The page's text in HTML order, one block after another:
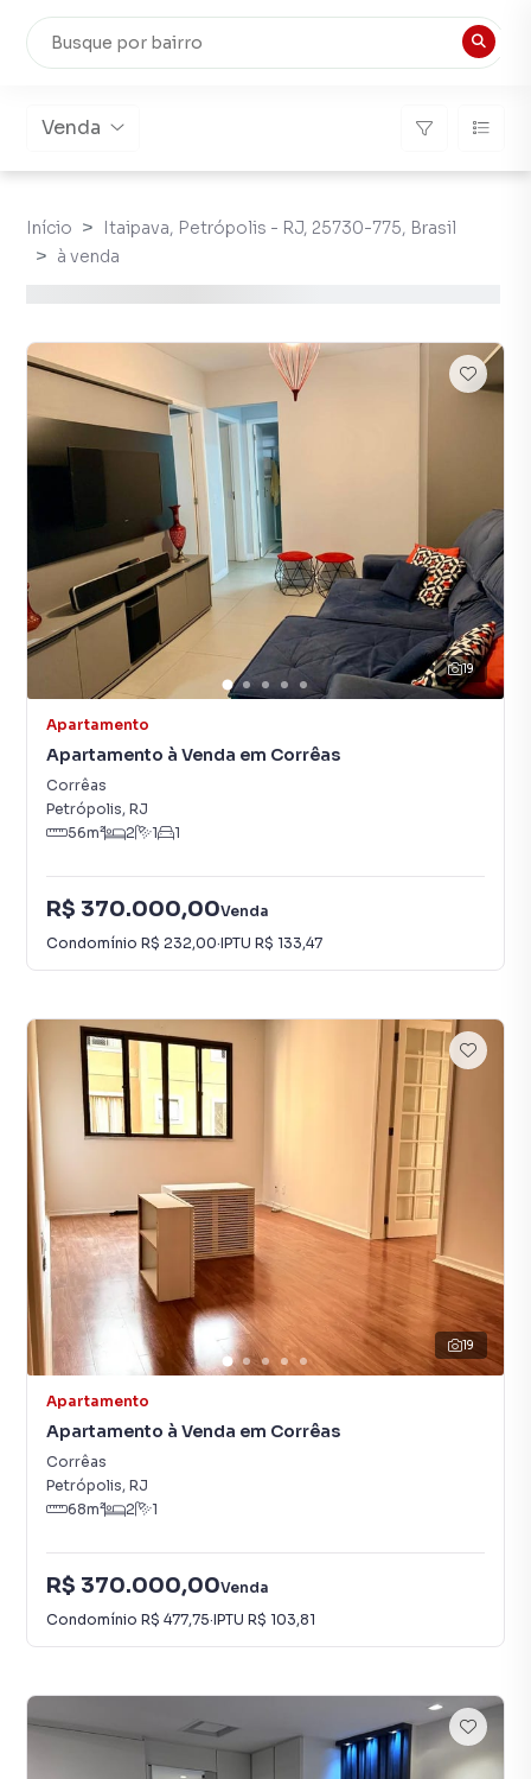
Venda
Início
Itaipava, Petrópolis - RJ, 25730-775, Brasil
à venda
19
Apartamento
Apartamento à Venda em Corrêas
Corrêas
Petrópolis, RJ
56m² 2 1 1
R$ 370.000,00Venda
Condomínio R$ 232,00·IPTU R$ 133,47
19
Apartamento
Apartamento à Venda em Corrêas
Corrêas
Petrópolis, RJ
68m² 2 1
R$ 370.000,00Venda
Condomínio R$ 477,75·IPTU R$ 103,81